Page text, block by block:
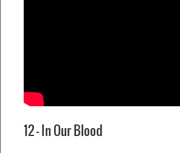
12 – In Our Blood